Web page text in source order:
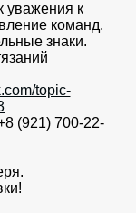
уважения к
команд.
знаки.
topic-
(921) 700-22-